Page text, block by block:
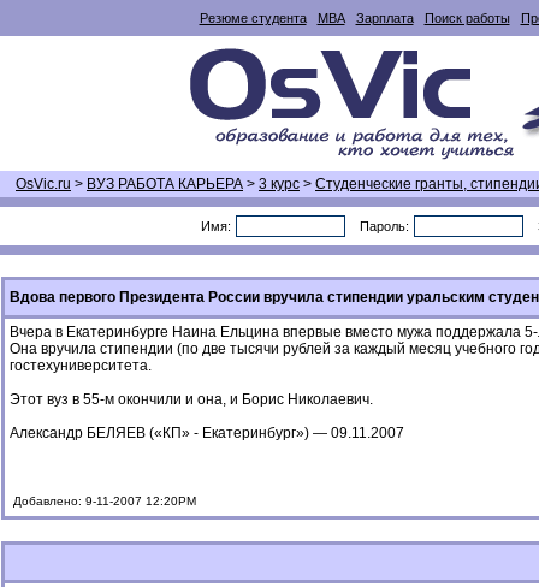
Резюме студента MBA Зарплата Поиск работы
OsVic.ru > ВУЗ РАБОТА КАРЬЕРА > 3 курс > Студенческие гранты,
Имя: Пароль:
Вдова первого Президента России вручила стипендии уральским
Вчера в Екатеринбурге Наина Ельцина впервые вместо мужа поддержала
Она вручила стипендии (по две тысячи рублей за каждый месяц учебного
гостехуниверситета.
Этот вуз в 55-м окончили и она, и Борис Николаевич.
Александр БЕЛЯЕВ («КП» - Екатеринбург») — 09.11.2007
Добавлено: 9-11-2007 12:20PM